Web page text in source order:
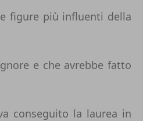
figure più influenti della
e che avrebbe fatto
conseguito la laurea in